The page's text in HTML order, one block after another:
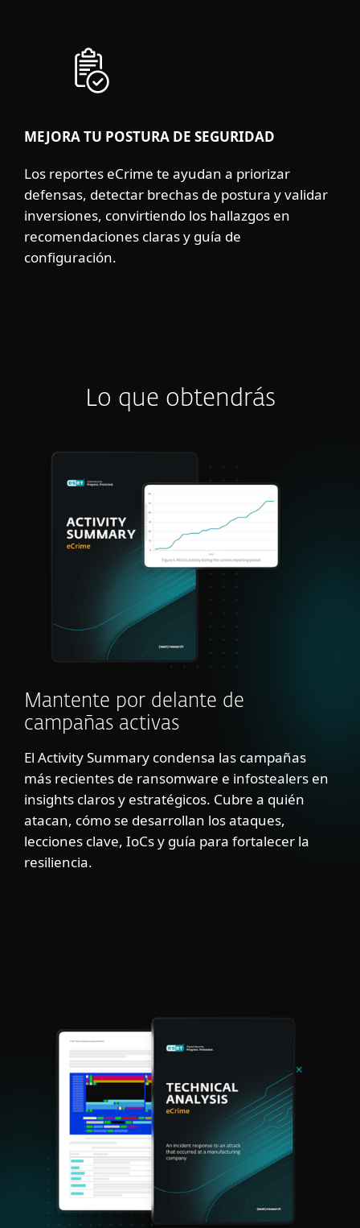
MEJORA TU POSTURA DE SEGURIDAD
Los reportes eCrime te ayudan a priorizar
defensas, detectar brechas de postura y validar
inversiones, convirtiendo los hallazgos en
recomendaciones claras y guía de
configuración.
Lo que obtendrás
Mantente por delante de
campañas activas
El Activity Summary condensa las campañas
más recientes de ransomware e infostealers en
insights claros y estratégicos. Cubre a quién
atacan, cómo se desarrollan los ataques,
lecciones clave, IoCs y guía para fortalecer la
resiliencia.